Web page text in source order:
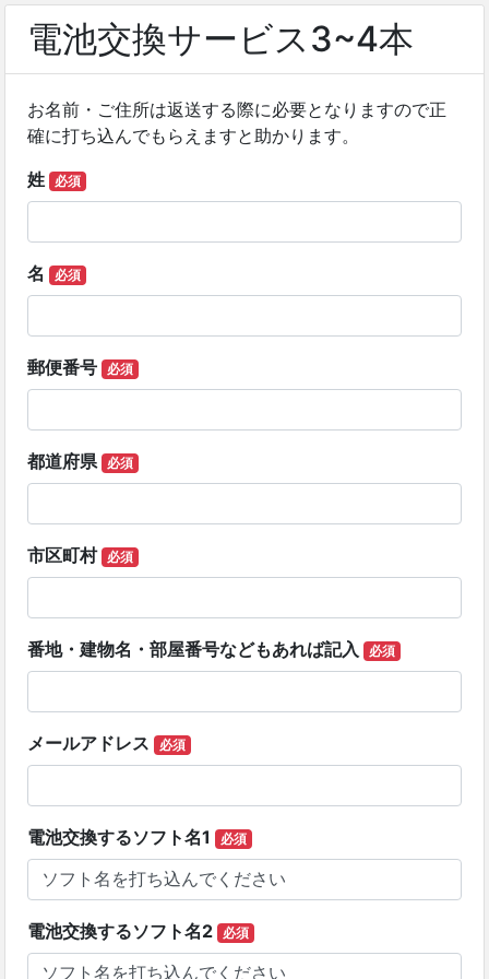
電池交換サービス3~4本
お名前・ご住所は返送する際に必要となりますので正
確に打ち込んでもらえますと助かります。
姓
必須
名 必須
郵便番号 必須
都道府県 必須
市区町村 必須
番地・建物名・部屋番号などもあれば記入 必須
メールアドレス 必須
電池交換するソフト名1 必須
電池交換するソフト名2 必須